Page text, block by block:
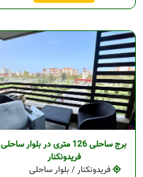
برج ساحلی 126 متری در بلوار ساحلی
فریدونکنار
فریدونکنار / بلوار ساحلی